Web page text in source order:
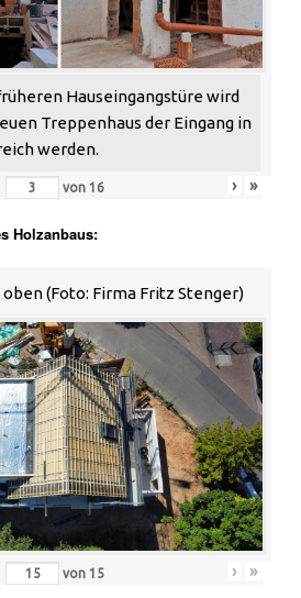
Hauseingangstüre wird
Treppenhaus der Eingang in
werden.
von 16 › »
Holzanbaus:
oben (Foto: Firma Fritz Stenger)
von 15 › »